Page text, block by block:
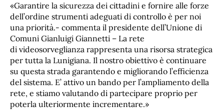
«Garantire la sicurezza dei cittadini e fornire alle forze
dell’ordine strumenti adeguati di controllo è per noi
una priorità.- commenta il presidente dell’Unione di
Comuni Gianluigi Giannetti – La rete
di videosorveglianza rappresenta una risorsa strategica
per tutta la Lunigiana. Il nostro obiettivo è continuare
su questa strada garantendo e migliorando l’efficienza
del sistema. E’ attivo un bando per l’ampliamento della
rete, e stiamo valutando di partecipare proprio per
poterla ulteriormente incrementare.»